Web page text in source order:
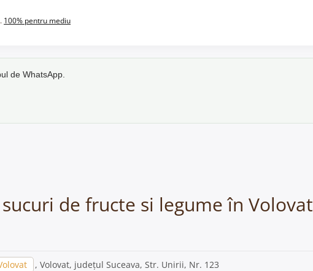
100% pentru mediu
de WhatsApp.
sucuri de fructe si legume în Volovat
, Volovat, județul Suceava, Str. Unirii, Nr. 123